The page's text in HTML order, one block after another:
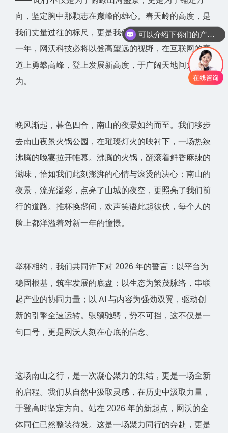
向，坚定胸中那颗志在巅峰的雄心。春天岭的高度，是
我们丈量过往的标尺，更是我们迈向未来的起点。新的
一年，网沃科技必将以登高望远的视野，在互联网的赛
道上勇攀高峰，登上发展新高度，于广阔天地间大有可
为。
晚风渐起，暮色四合，南山的夜景如约而至。我们移步
去南山夜景火锅公园，在璀璨灯火的映衬下，一场热辣
沸腾的晚宴拉开帷幕。沸腾的火锅，翻滚着鲜香麻辣的
滋味，恰如我们此刻澎湃的心情与滚烫的决心；南山的
夜景，流光溢彩，点亮了山城的夜空，更照亮了我们前
行的道路。推杯换盏间，欢声笑语此起彼伏，每个人的
脸上都洋溢着对新一年的憧憬。
举杯相约，我们共同许下对 2026 年的誓言：以平台为
稳固根基，筑牢发展的底盘；以生态为繁茂脉络，串联
起产业的协同力量；以 AI 与内容为强劲双翼，驱动创
新的引擎全速运转。骐骥驰骋，势不可挡，这不仅是一
句口号，更是网沃人刻在心底的信念。
这场南山之行，是一次凝心聚力的集结，更是一场全新
的启程。我们从自然中汲取灵感，在历史中汲取力量，
于登高时坚定方向。站在 2026 年的新起点，网沃的全
体同仁已然整装待发。这是一场聚力同行的奔赴，更是
可以介绍下你们的产品么？